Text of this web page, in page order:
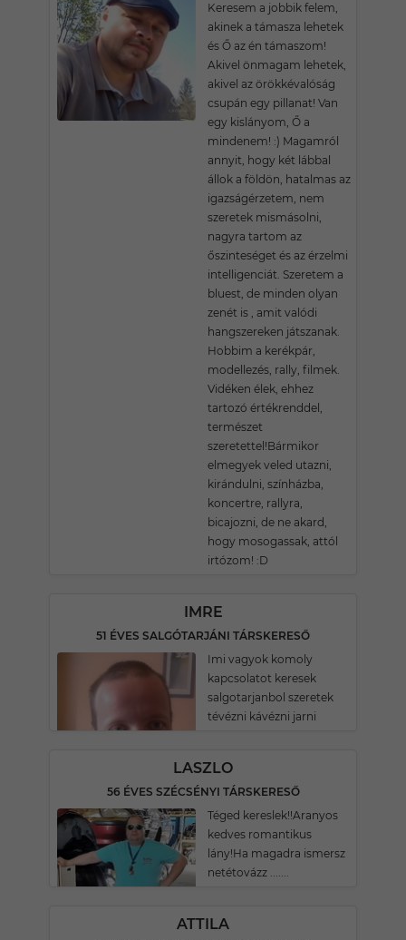
Keresem a jobbik felem,
akinek a támasza lehetek
és Ő az én támaszom!
Akivel önmagam lehetek,
akivel az örökkévalóság
csupán egy pillanat! Van
egy kislányom, Ő a
mindenem! :) Magamról
annyit, hogy két lábbal
állok a földön, hatalmas az
igazságérzetem, nem
szeretek mismásolni,
nagyra tartom az
őszinteséget és az érzelmi
intelligenciát. Szeretem a
bluest, de minden olyan
zenét is , amit valódi
hangszereken játszanak.
Hobbim a kerékpár,
modellezés, rally, filmek.
Vidéken élek, ehhez
tartozó értékrenddel,
természet
szeretettel!Bármikor
elmegyek veled utazni,
kirándulni, színházba,
koncertre, rallyra,
bicajozni, de ne akard,
hogy mosogassak, attól
irtózom! :D
IMRE
51 ÉVES SALGÓTARJÁNI TÁRSKERESŐ
Imi vagyok komoly
kapcsolatot keresek
salgotarjanbol szeretek
tévézni kávézni jarni
LASZLO
56 ÉVES SZÉCSÉNYI TÁRSKERESŐ
Téged kereslek!!Aranyos
kedves romantikus
lány!Ha magadra ismersz
netétovázz .......
ATTILA